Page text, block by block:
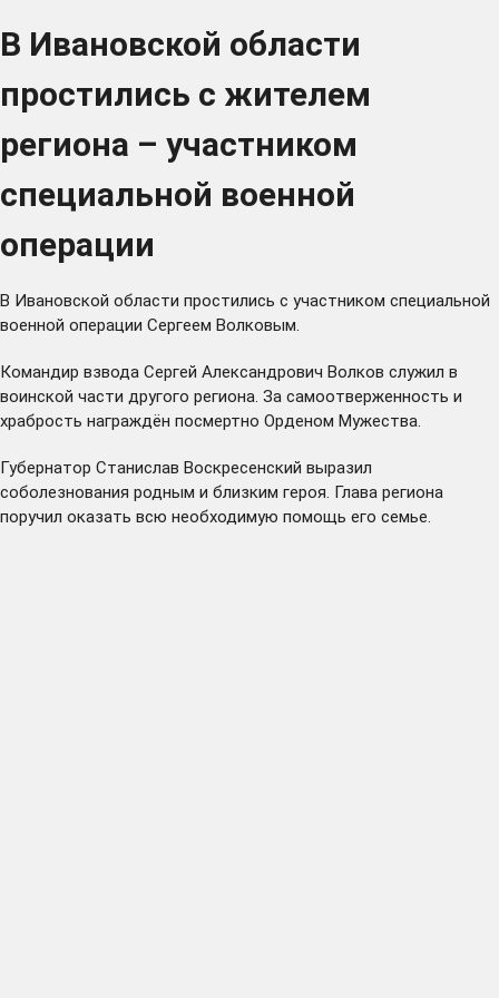
В Ивановской области
простились с жителем
региона – участником
специальной военной
операции
В Ивановской области простились с участником специальной
военной операции Сергеем Волковым.
Командир взвода Сергей Александрович Волков служил в
воинской части другого региона. За самоотверженность и
храбрость награждён посмертно Орденом Мужества.
Губернатор Станислав Воскресенский выразил
соболезнования родным и близким героя. Глава региона
поручил оказать всю необходимую помощь его семье.